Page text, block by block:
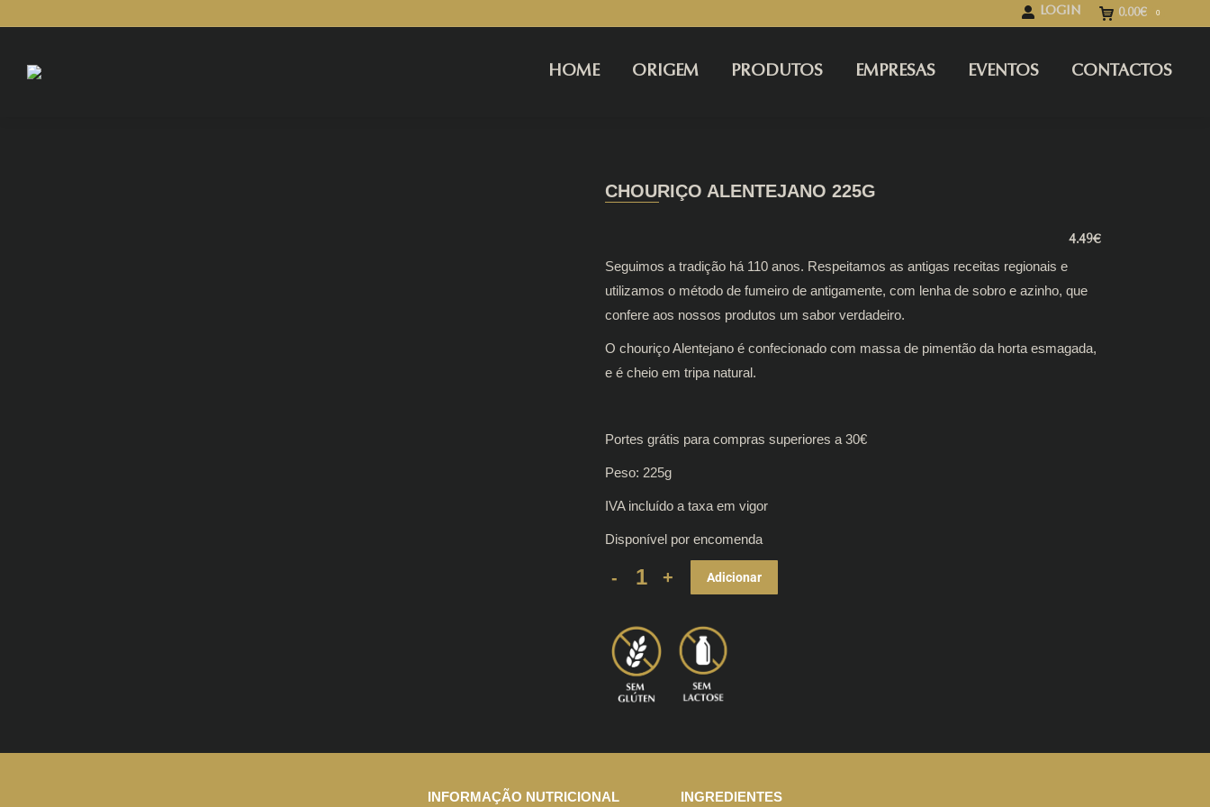
LOGIN 0.00€ 0
HOME ORIGEM PRODUTOS EMPRESAS EVENTOS CONTACTOS
CHOURIÇO ALENTEJANO 225G
4.49€
Seguimos a tradição há 110 anos. Respeitamos as antigas receitas regionais e
utilizamos o método de fumeiro de antigamente, com lenha de sobro e azinho, que
confere aos nossos produtos um sabor verdadeiro.
O chouriço Alentejano é confecionado com massa de pimentão da horta esmagada,
e é cheio em tripa natural.
Portes grátis para compras superiores a 30€
Peso: 225g
IVA incluído a taxa em vigor
Disponível por encomenda
Chouriço
quantity
Adicionar
INFORMAÇÃO NUTRICIONAL INGREDIENTES